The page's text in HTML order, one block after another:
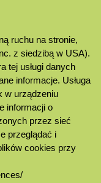
ruchu na stronie,
z siedzibą w USA).
tej usługi danych
informacje. Usługa
w urządzeniu
informacji o
przez sieć
przeglądać i
cookies przy